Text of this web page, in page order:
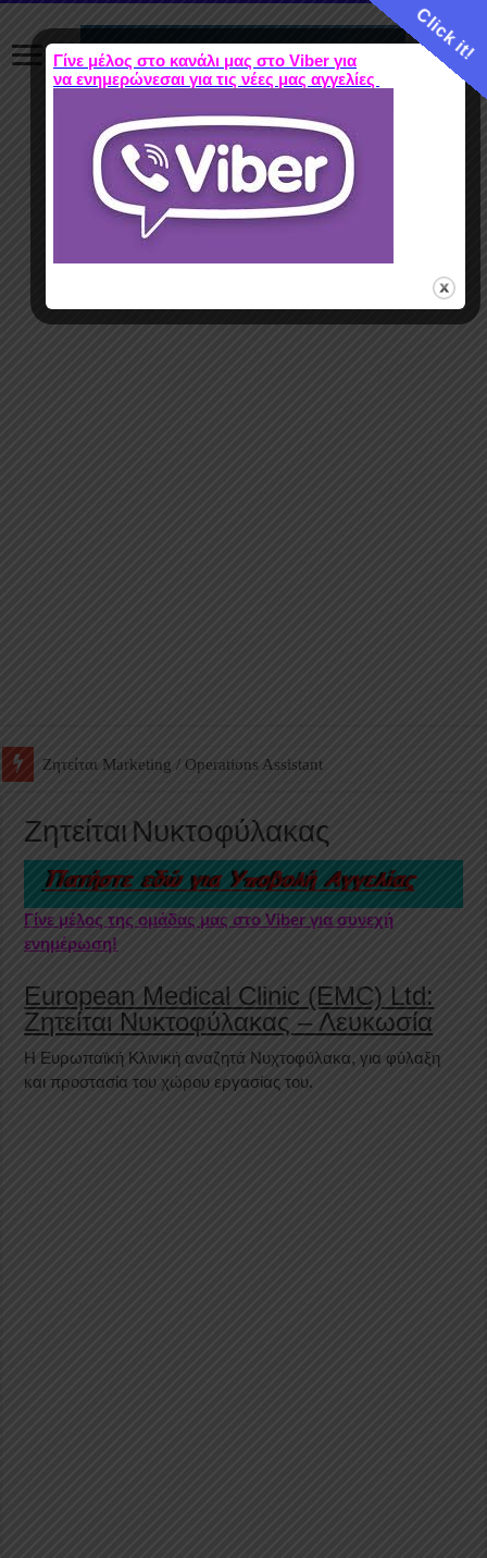
Ζητείται Βοηθός Αποθήκης σε Φαρμακείο
Ζητείται Νυκτοφύλακας
Γίνε μέλος της ομάδας μας στο Viber για συνεχή
ενημέρωση!
European Medical Clinic (EMC) Ltd:
Ζητείται Νυκτοφύλακας – Λευκωσία
Η Ευρωπαϊκή Κλινική αναζητά Νυχτοφύλακα, για φύλαξη
και προστασία του χώρου εργασίας του.
Click it!
Γίνε μέλος στο κανάλι μας στο Viber για
να ενημερώνεσαι για τις νέες μας αγγελίες